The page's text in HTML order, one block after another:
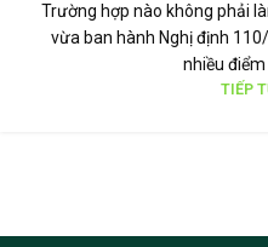
Trường hợp nào không phải
vừa ban hành Nghị định
nhiều
TIẾP